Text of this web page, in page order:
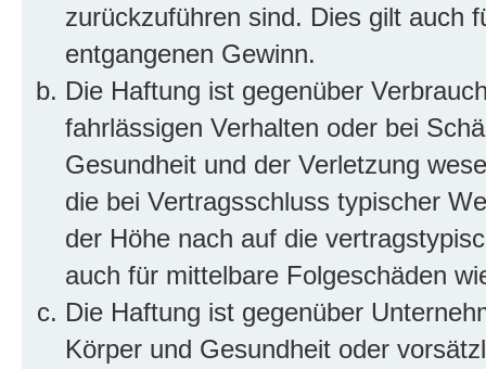
zurückzuführen sind. Dies gilt auch
entgangenen Gewinn.
Die Haftung ist gegenüber
fahrlässigen Verhalten oder bei
Gesundheit und der Verletzung
die bei Vertragsschluss typischer
der Höhe nach auf die
auch für mittelbare Folgeschäden
Die Haftung ist gegenüber
Körper und Gesundheit oder